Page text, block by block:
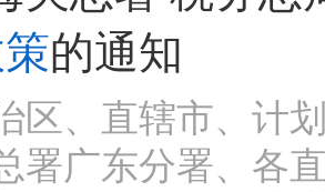
的通知
区、直辖市、计
署广东分署、各